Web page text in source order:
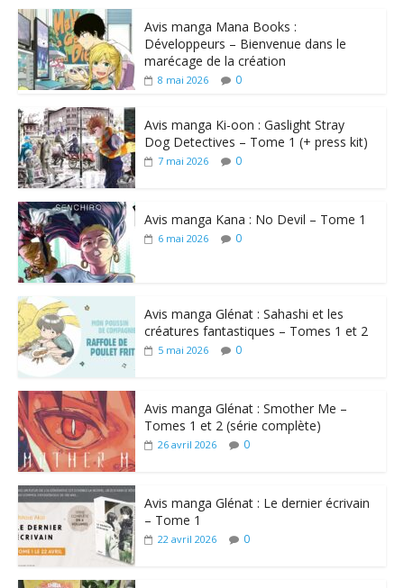
Avis manga Mana Books :
Développeurs – Bienvenue dans le
marécage de la création
8 mai 2026 0
Avis manga Ki-oon : Gaslight Stray
Dog Detectives – Tome 1 (+ press kit)
7 mai 2026 0
Avis manga Kana : No Devil – Tome 1
6 mai 2026 0
Avis manga Glénat : Sahashi et les
créatures fantastiques – Tomes 1 et 2
5 mai 2026 0
Avis manga Glénat : Smother Me –
Tomes 1 et 2 (série complète)
26 avril 2026 0
Avis manga Glénat : Le dernier écrivain
– Tome 1
22 avril 2026 0